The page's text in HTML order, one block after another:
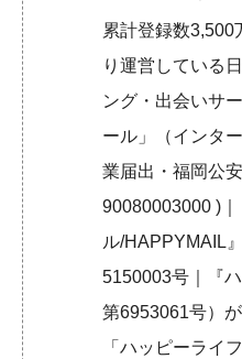
累計登録数3,500
り運営している
ング・出会いサ
ール」（インタ
業届出・福岡公
90080003000 )
ル/HAPPYMAIL
5150003号｜『
第6953061号）
「ハッピーライ